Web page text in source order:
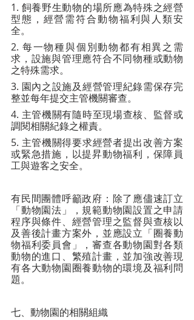
1. 飼養野生動物的場所應為特殊之經營
型態，經營需符合動物福利與人類安
全。
2. 每一物種與個別動物都有相異之需
求，設施與管理應符合不同物種或動物
之特殊需求。
3. 園內之設施及經營管理紀錄需保存完
整並每年提交主管機關審查。
4. 主管機關有隨時至現場查核、監督或
調閱相關紀錄之權責。
5. 主管機關得要求經營者提出改善方案
或緊急措施，以提昇動物福利，保障員
工與遊客之安全。
有民間團體呼籲政府：除了應儘速訂立
「動物園法」，規範動物園設置之申請
程序與條件、經營管理之監督與查核以
及善後計畫方案外，並應設立「圈養動
物福利委員會」，審查各動物園對各類
動物的進口、繁殖計畫，並加強改善現
有各大動物園圈養動物的環境及福利問
題。
七、動物園的相關組織